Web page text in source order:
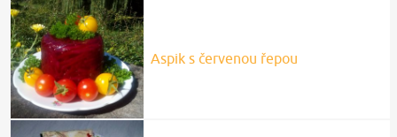
Aspik s červenou řepou